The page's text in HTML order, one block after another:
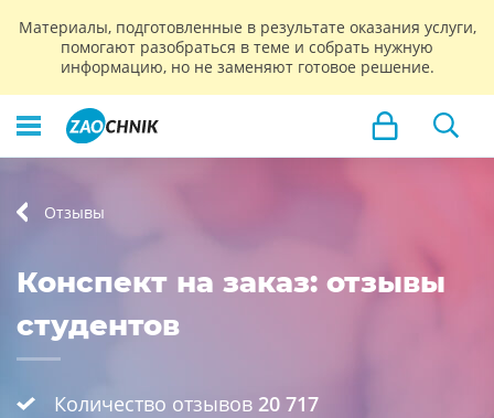
Материалы, подготовленные в результате оказания услуги,
помогают разобраться в теме и собрать нужную
информацию, но не заменяют готовое решение.
Отзывы
Конспект на заказ: отзывы
студентов
Количество отзывов 20 717